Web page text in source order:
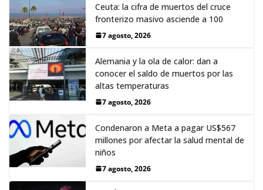
Ceuta: la cifra de muertos del cruce
fronterizo masivo asciende a 100
7 agosto, 2026
Alemania y la ola de calor: dan a
conocer el saldo de muertos por las
altas temperaturas
7 agosto, 2026
Condenaron a Meta a pagar US$567
millones por afectar la salud mental de
niños
7 agosto, 2026